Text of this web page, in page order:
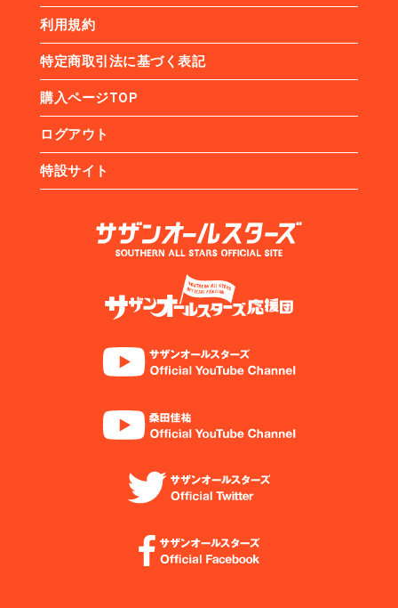
利用規約
特定商取引法に基づく表記
購入ページTOP
ログアウト
特設サイト